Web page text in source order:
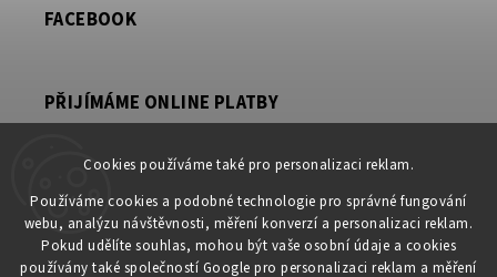
Cookies používáme také pro personalizaci reklam.
Používáme cookies a podobné technologie pro správné fungování
webu, analýzu návštěvnosti, měření konverzí a personalizaci reklam.
Pokud udělíte souhlas, mohou být vaše osobní údaje a cookies
používány také společností Google pro personalizaci reklam a měření
FACEBOOK
PŘIJÍMÁME ONLINE PLATBY
KONTAKT
obchod @ petromila.cz